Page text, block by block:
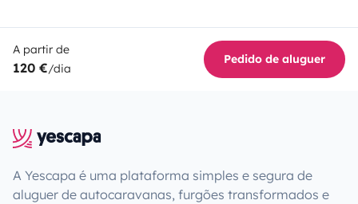
A partir de
120 €/dia
Pedido de aluguer
A Yescapa é uma plataforma simples e segura de
aluguer de autocaravanas, furgões transformados e